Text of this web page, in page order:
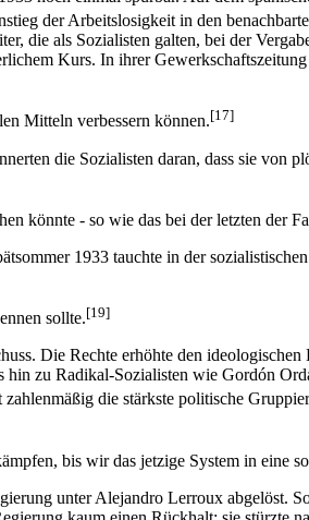
der Arbeitslosigkeit in den
die als Sozialisten galten, bei der
Kurs. In ihrer
Mitteln verbessern können.[17]
die Sozialisten daran, dass sie von
könnte - so wie das bei der letzten der
1933 tauchte in der
sollte.[19]
Die Rechte erhöhte den
zu Radikal-Sozialisten wie Gordón
die stärkste politische
bis wir das jetzige System in eine
unter Alejandro Lerroux abgelöst.